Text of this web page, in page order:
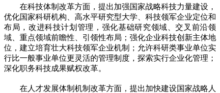
在科技体制改革方面，提出加强国家战略科技力量建设，
优化国家科研机构、高水平研究型大学、科技领军企业定位和
布局，改进科技计划管理，强化基础研究领域、交叉前沿领
域、重点领域前瞻性、引领性布局；强化企业科技创新主体地
位，建立培育壮大科技领军企业机制；允许科研类事业单位实
行比一般事业单位更灵活的管理制度，探索实行企业化管理；
深化职务科技成果赋权改革。
在人才发展体制机制改革方面，提出加快建设国家战略人